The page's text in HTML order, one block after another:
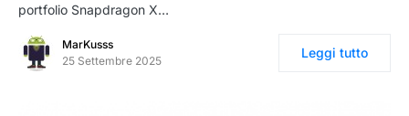
portfolio Snapdragon X…
MarKusss
25 Settembre 2025
Leggi tutto